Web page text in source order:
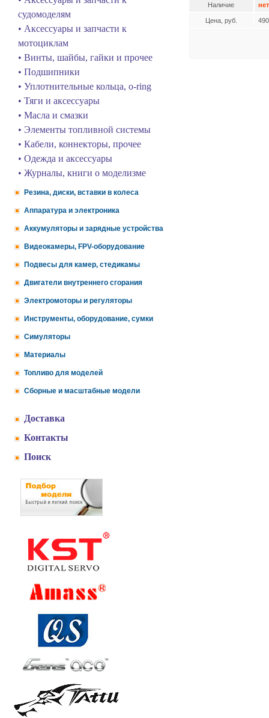
судомоделям
• Аксессуары и запчасти к
мотоциклам
• Винты, шайбы, гайки и прочее
• Подшипники
• Уплотнительные кольца, o-ring
• Тяги и аксессуары
• Масла и смазки
• Элементы топливной системы
• Кабели, коннекторы, прочее
• Одежда и аксессуары
• Журналы, книги о моделизме
Резина, диски, вставки в колеса
Аппаратура и электроника
Аккумуляторы и зарядные устройства
Видеокамеры, FPV-оборудование
Подвесы для камер, стедикамы
Двигатели внутреннего сгорания
Электромоторы и регуляторы
Инструменты, оборудование, сумки
Симуляторы
Материалы
Топливо для моделей
Сборные и масштабные модели
Доставка
Контакты
Поиск
Наличие
Цена, руб. 490